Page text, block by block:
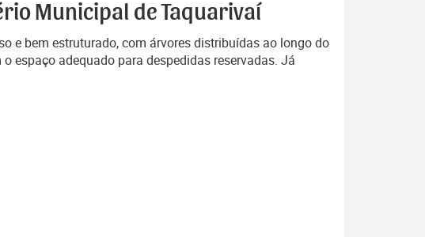
Municipal de Taquarivaí
e bem estruturado, com árvores distribuídas ao longo do
espaço adequado para despedidas reservadas. Já